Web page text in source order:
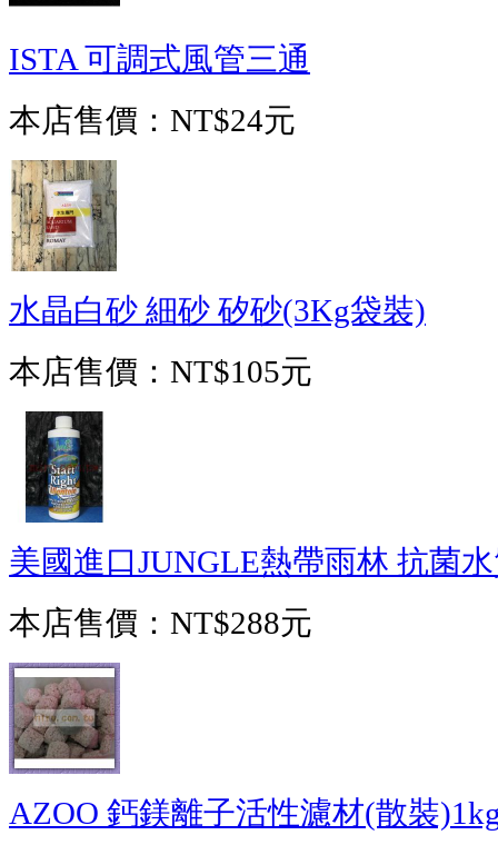
ISTA 可調式風管三通
本店售價： NT$24元
水晶白砂 細砂 矽砂(3Kg袋裝)
本店售價： NT$105元
美國進口JUNGLE熱帶雨林 抗菌
本店售價： NT$288元
AZOO 鈣鎂離子活性濾材(散裝